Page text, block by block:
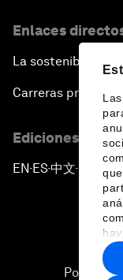
Enlaces
La sostenibilidad
Carreras
Ediciones en
EN ▪ES▪中文▪ 日本語
Política